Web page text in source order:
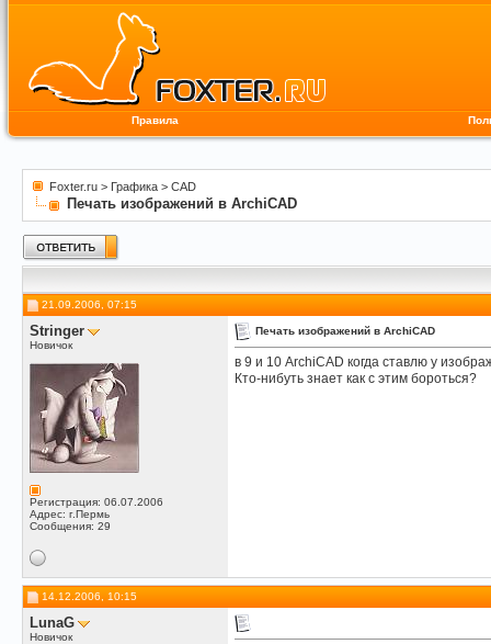
Правила
Foxter.ru > Графика > CAD
Печать изображений в ArchiCAD
21.09.2006, 07:15
Stringer
Новичок
Регистрация: 06.07.2006
Адрес: г.Пермь
Сообщения: 29
Печать изображений в ArchiCAD
в 9 и 10 ArchiCAD когда ставлю у
Кто-нибуть знает как с этим бороться?
14.12.2006, 10:15
LunaG
Новичок